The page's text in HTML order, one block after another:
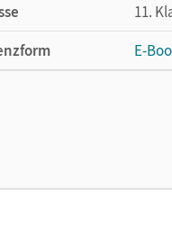
11.
E-